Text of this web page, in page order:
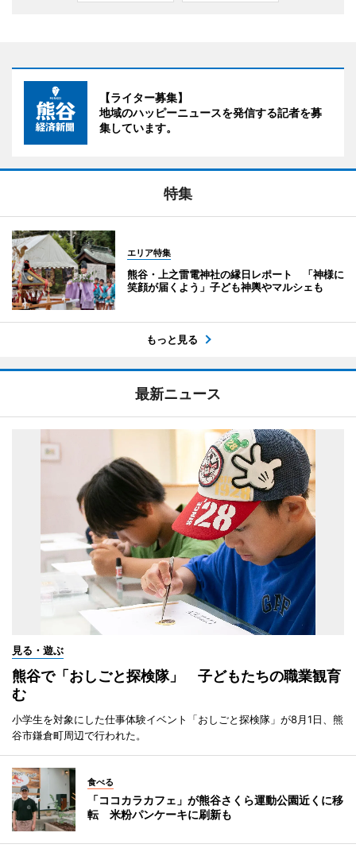
【ライター募集】
地域のハッピーニュースを発信する記者を募
集しています。
特集
エリア特集
熊谷・上之雷電神社の縁日レポート 「神様に
笑顔が届くよう」子ども神輿やマルシェも
もっと見る
最新ニュース
見る・遊ぶ
熊谷で「おしごと探検隊」 子どもたちの職業観育
む
小学生を対象にした仕事体験イベント「おしごと探検隊」が8月1日、熊
谷市鎌倉町周辺で行われた。
食べる
「ココカラカフェ」が熊谷さくら運動公園近くに移
転 米粉パンケーキに刷新も